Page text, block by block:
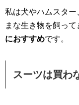
私は犬やハムスタ
まな生き物を飼っ
におすすめです。
スーツは買わ